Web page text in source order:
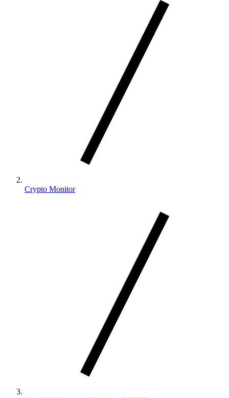
Crypto Monitor